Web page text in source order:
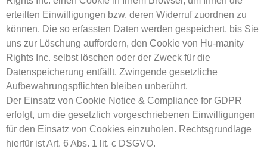
erteilten Einwilligungen bzw. deren Widerruf zuordnen zu
können. Die so erfassten Daten werden gespeichert, bis Sie
uns zur Löschung auffordern, den Cookie von Hu-manity
Rights Inc. selbst löschen oder der Zweck für die
Datenspeicherung entfällt. Zwingende gesetzliche
Aufbewahrungspflichten bleiben unberührt.
Der Einsatz von Cookie Notice & Compliance for GDPR
erfolgt, um die gesetzlich vorgeschriebenen Einwilligungen
für den Einsatz von Cookies einzuholen. Rechtsgrundlage
hierfür ist Art. 6 Abs. 1 lit. c DSGVO.